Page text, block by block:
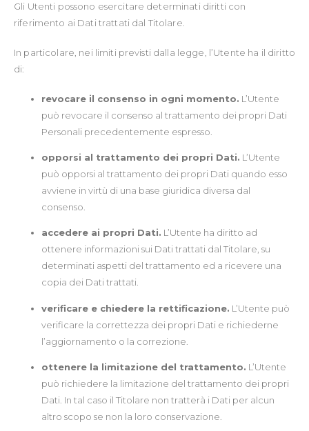
Gli Utenti possono esercitare determinati diritti con
riferimento ai Dati trattati dal Titolare.
In particolare, nei limiti previsti dalla legge, l’Utente ha il diritto
di:
revocare il consenso in ogni momento. L’Utente
può revocare il consenso al trattamento dei propri Dati
Personali precedentemente espresso.
opporsi al trattamento dei propri Dati. L’Utente
può opporsi al trattamento dei propri Dati quando esso
avviene in virtù di una base giuridica diversa dal
consenso.
accedere ai propri Dati. L’Utente ha diritto ad
ottenere informazioni sui Dati trattati dal Titolare, su
determinati aspetti del trattamento ed a ricevere una
copia dei Dati trattati.
verificare e chiedere la rettificazione. L’Utente può
verificare la correttezza dei propri Dati e richiederne
l’aggiornamento o la correzione.
ottenere la limitazione del trattamento. L’Utente
può richiedere la limitazione del trattamento dei propri
Dati. In tal caso il Titolare non tratterà i Dati per alcun
altro scopo se non la loro conservazione.